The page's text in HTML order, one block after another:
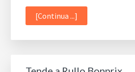
[Continua ...]
bioclimatica